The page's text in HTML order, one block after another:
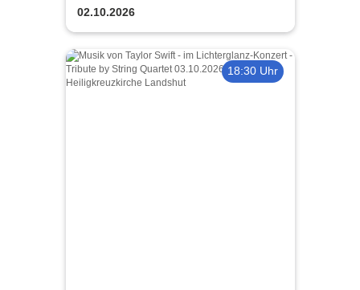
Lichterglanz-Konzert
02.10.2026
18:30 Uhr